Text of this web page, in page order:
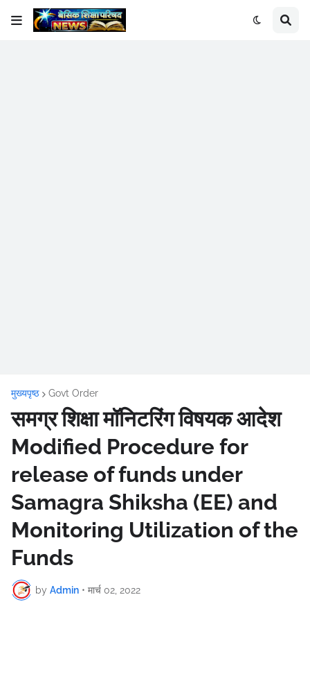
मुख्यपृष्ठ Govt Order
समग्र शिक्षा मॉनिटरिंग विषयक आदेश
Modified Procedure for
release of funds under
Samagra Shiksha (EE) and
Monitoring Utilization of the
Funds
by Admin • मार्च 02, 2022